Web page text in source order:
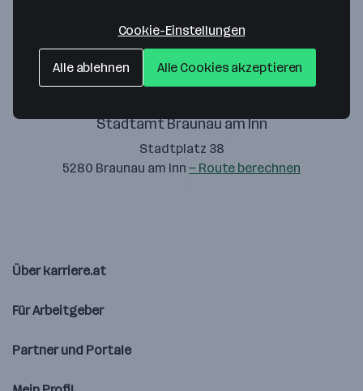
Stadtamt Braunau am Inn
Stadtplatz 38
5280 Braunau am Inn — Route berechnen
Über karriere.at
Für Arbeitgeber
Partner und Portale
Cookie-Einstellungen
Alle ablehnen Alle Cookies akzeptieren